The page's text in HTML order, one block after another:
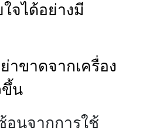
จได้อย่างมี
าขาดจากเครื่อง
ขึ้น
อนจากการใช้